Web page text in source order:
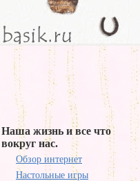
Наша жизнь и все что
вокруг нас.
Обзор интернет
Настольные игры